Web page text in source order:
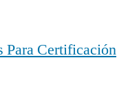
Para Certificación